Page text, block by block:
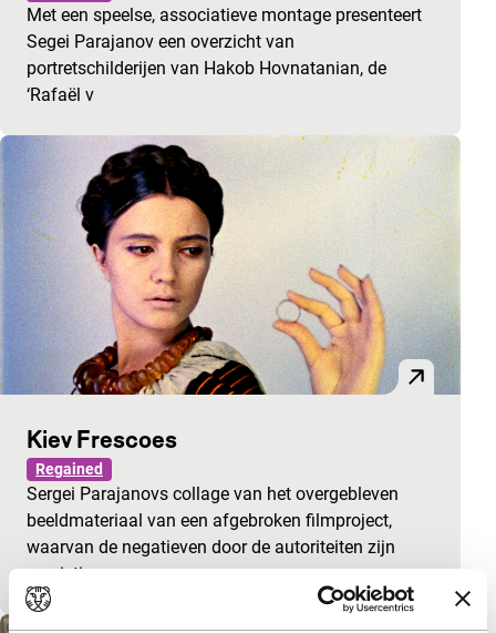
Met een speelse, associatieve montage presenteert
Segei Parajanov een overzicht van
portretschilderijen van Hakob Hovnatanian, de
‘Rafaël v
Kiev Frescoes
Regained
Sergei Parajanovs collage van het overgebleven
beeldmateriaal van een afgebroken filmproject,
waarvan de negatieven door de autoriteiten zijn
vernieti